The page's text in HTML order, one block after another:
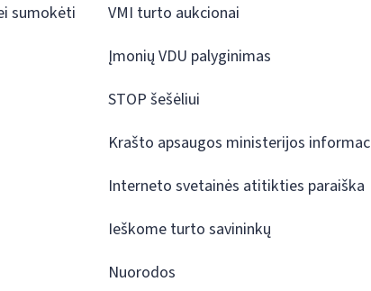
sumokėti
VMI turto aukcionai
Įmonių VDU palyginimas
STOP šešėliui
Krašto apsaugos ministerijos
Interneto svetainės atitikties paraiška
Ieškome turto savininkų
Nuorodos